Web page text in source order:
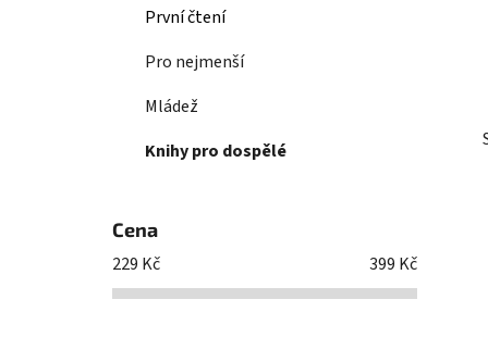
První čtení
Pro nejmenší
Mládež
Knihy pro dospělé
Cena
229 Kč 399 Kč